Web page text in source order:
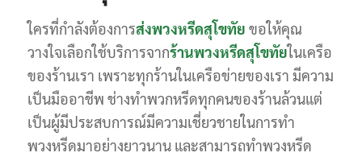
ใครที่กำลังต้องการส่งพวงหรีดสุโขทัย ขอให้คุณ
วางใจเลือกใช้บริการจากร้านพวงหรีดสุโขทัยในเครือ
ของร้านเรา เพราะทุกร้านในเครือข่ายของเรา มีความ
เป็นมืออาชีพ ช่างทำพวกหรีดทุกคนของร้านล้วนแต่
เป็นผู้มีประสบการณ์มีความเชี่ยวชายในการทำ
พวงหรีดมาอย่างยาวนาน และสามารถทำพวงหรีด